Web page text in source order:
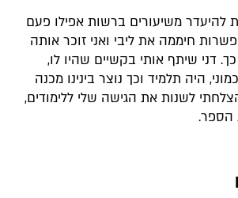
להיעדר משיעורים ברשות אפילו פעם
חיממה את ליבי ואני זוכר אותה
אחר כך. דני שיתף אותי בקשיים שהיו לו,
היה תלמיד וכך נוצר בינינו מכנה
לשנות את הגישה שלי ללימודים,
הספר.